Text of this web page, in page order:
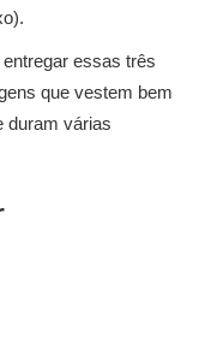
essas três
que vestem bem
duram várias